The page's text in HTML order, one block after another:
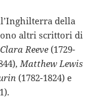
della
altri scrittori di
Clara Reeve (1729-
Matthew Lewis
(1782-1824) e